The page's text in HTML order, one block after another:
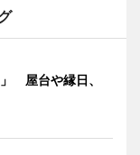
屋台や縁日、